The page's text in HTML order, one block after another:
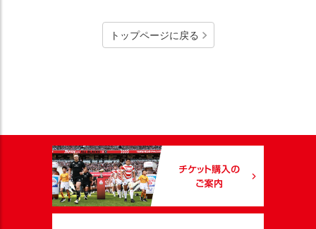
トップページに戻る